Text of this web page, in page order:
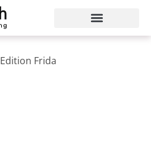
Edition Frida